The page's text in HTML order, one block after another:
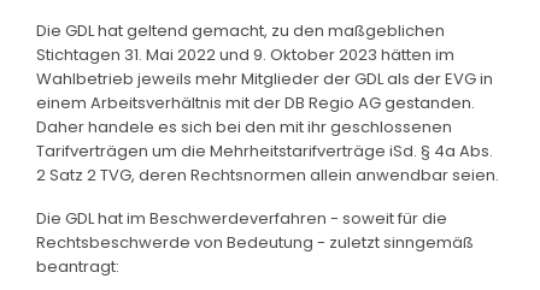
Die GDL hat geltend gemacht, zu den maßgeblichen
Stichtagen 31. Mai 2022 und 9. Oktober 2023 hätten im
Wahlbetrieb jeweils mehr Mitglieder der GDL als der EVG in
einem Arbeitsverhältnis mit der DB Regio AG gestanden.
Daher handele es sich bei den mit ihr geschlossenen
Tarifverträgen um die Mehrheitstarifverträge iSd. § 4a Abs.
2 Satz 2 TVG, deren Rechtsnormen allein anwendbar seien.
Die GDL hat im Beschwerdeverfahren - soweit für die
Rechtsbeschwerde von Bedeutung - zuletzt sinngemäß
beantragt: